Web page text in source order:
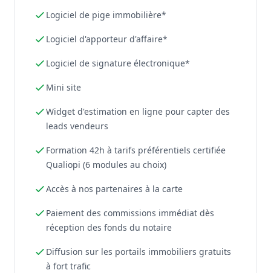
Logiciel de pige immobilière*
Logiciel d'apporteur d'affaire*
Logiciel de signature électronique*
Mini site
Widget d'estimation en ligne pour capter des
leads vendeurs
Formation 42h à tarifs préférentiels certifiée
Qualiopi (6 modules au choix)
Accès à nos partenaires à la carte
Paiement des commissions immédiat dès
réception des fonds du notaire
Diffusion sur les portails immobiliers gratuits
à fort trafic